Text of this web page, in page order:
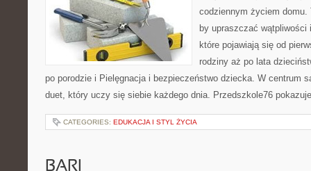
codziennym życiem
by upraszczać wątpliwości
które pojawiają się od
rodziny aż po lata
po porodzie i Pielęgnacja i bezpieczeństwo dziecka. W centrum
duet, który uczy się siebie każdego dnia. Przedszkole76
CATEGORIES: EDUKACJA I STYL ŻYCIA
BARI